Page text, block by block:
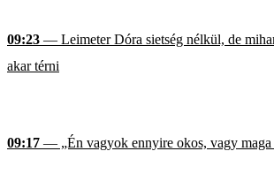
09:23 — Leimeter Dóra sietség nélkül, de
akar térni
09:17 — „Én vagyok ennyire okos, vagy maga